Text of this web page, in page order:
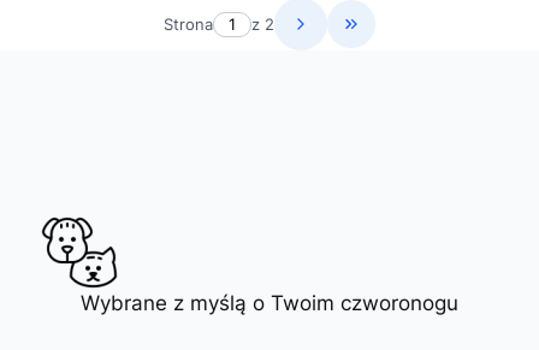
Strona z 2 Przejdź do ostatniej
Wybrane z myślą o Twoim czworonogu